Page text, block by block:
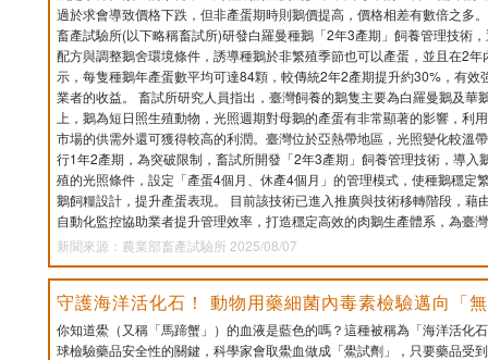
過於求會導致價格下跌，但非產蛋期時則鵝價提高，價格相差有數倍之多
畜產試驗所(以下略稱畜試所)研發白羅曼種鵝「2年3產期」飼養管理技術
配方與調整鵝舍環境條件，誘導種鵝於非繁殖季節也可以產蛋，並且在2
示，每隻種鵝年產蛋數平均可達84顆，較傳統2年2產期提升約30%，有效
業者的收益。 畜試所研究人員指出，臺灣飼養的鵝隻主要為白羅曼鵝及華
上，鵝為短日照生殖動物，光照週期對母鵝的產蛋有非常顯著的影響，利
市場的供需外還可獲得較高的利潤。臺灣位於亞熱帶地區，光照變化較溫
行1年2產期，為突破限制，畜試所開發「2年3產期」飼養管理技術，導入
殖的光照條件，設定「產蛋4個月、休產4個月」的管理模式，使種鵝穩定
鵝飼糧設計，提升產蛋表現。 目前該技術已進入推廣與技術移轉階段，藉
自動化監控協助業者提升管理效率，打造穩定高效的肉鵝生產體系，為臺
新聞來源：農業部畜產試驗所 2025/08/07
守護海洋活化石！ 動物用藥細菌內毒素檢驗邁向「
你知道鱟（又稱「馬蹄蟹」）的血液是藍色的嗎？這種被稱為「海洋活化
球檢驗藥品安全性的關鍵，科學家會取鱟血做成「鱟試劑」，只要藥品受